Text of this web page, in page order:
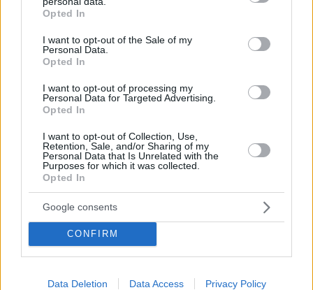
grant or deny consent to Google and its third-party tags to
use your data for below specified purposes in below Google
consent section.
Opted In
I want to opt-out of the Sale of my
Personal Data.
Opted In
I want to opt-out of processing my
Personal Data for Targeted Advertising.
Opted In
I want to opt-out of Collection, Use,
Retention, Sale, and/or Sharing of my
Personal Data that Is Unrelated with the
Purposes for which it was collected.
Opted In
Google consents
CONFIRM
Data Deletion Data Access Privacy Policy
Ολλανδία καθώς τα πλημμυρισμένα ποτάμια
επαρχία του Λίμπουργκ.
απομακρύνθηκαν τις τελευταίες δύο ημέρες,
ενώ στρατιώτες, πυροσβέστες και εθελοντές
εργάστηκαν με εντατικούς ρυθμούς καθ’ όλη
τη διάρκεια της νύχτας για να ενισχύσουν
φράγματα και να αποτρέψουν πλημμυρικά
φαινόμενα.
Οι Ολλανδοί έχουν έως τώρα αποφύγει μια
καταστροφή του μεγέθους της Γερμανίας
ανακοινωθεί θύματα. Ωστόσο, σύμφωνα με